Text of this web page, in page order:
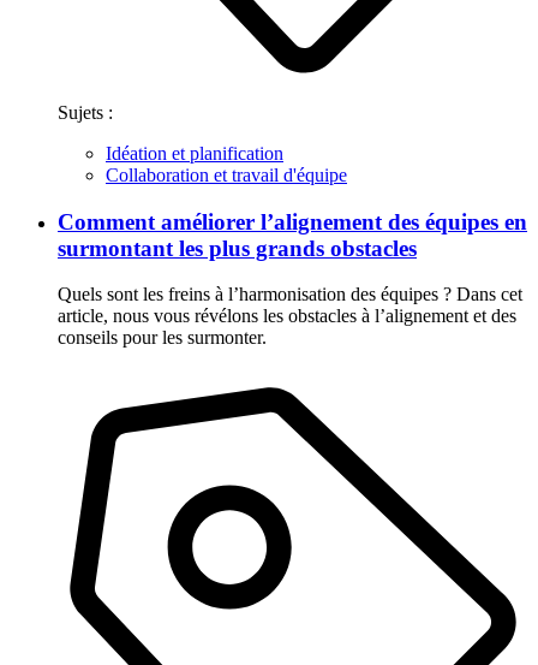
Sujets :
Idéation et planification
Collaboration et travail d'équipe
Comment améliorer l’alignement des équipes en
surmontant les plus grands obstacles
Quels sont les freins à l’harmonisation des équipes ? Dans cet
article, nous vous révélons les obstacles à l’alignement et des
conseils pour les surmonter.